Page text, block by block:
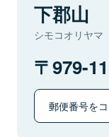
下郡山
シモコオリヤマ
979-
郵便番号を